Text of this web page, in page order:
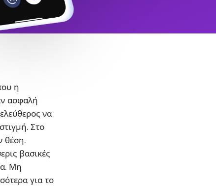
η
ασφαλή
να
Στο
θέση.
βασικές
Μη
για το